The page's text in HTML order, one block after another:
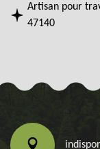
Artisan pour
47140